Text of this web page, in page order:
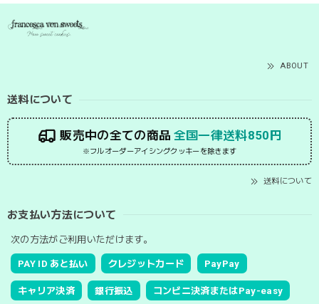
ABOUT
送料について
販売中の全ての商品 全国一律送料850円
※フルオーダーアイシングクッキーを除きます
送料について
お支払い方法について
次の方法がご利用いただけます。
PAY ID あと払い クレジットカード PayPay
キャリア決済 銀行振込 コンビニ決済またはPay-easy